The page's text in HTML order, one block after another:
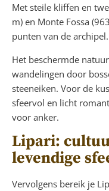
Met steile kliffen en
m) en Monte Fossa
punten van de archipel.
Het beschermde
wandelingen door
steeneiken. Voor de
sfeervol en licht
voor anker.
Lipari:
levendige
Vervolgens bereik je